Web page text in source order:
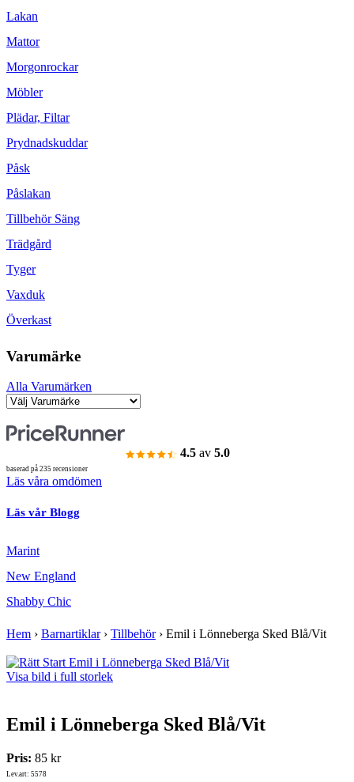
Lakan
Mattor
Morgonrockar
Möbler
Plädar, Filtar
Prydnadskuddar
Påsk
Påslakan
Tillbehör Säng
Trädgård
Tyger
Vaxduk
Överkast
Varumärke
Alla Varumärken
4.5 av 5.0
baserad på 235 recensioner
Läs våra omdömen
Läs vår Blogg
Marint
New England
Shabby Chic
Hem › Barnartiklar› Tillbehör› Emil i Lönneberga Sked Blå/Vit
Visa bild i full storlek
Emil i Lönneberga Sked Blå/Vit
Pris: 85 kr
Lev.art: 5578